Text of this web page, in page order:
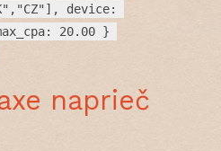
device:
20.00 }
naprieč